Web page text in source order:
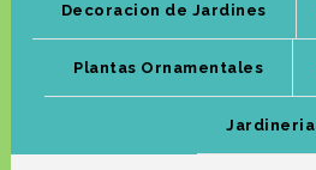
Decoracion de Jardines
Plantas Ornamentales
Jardineria